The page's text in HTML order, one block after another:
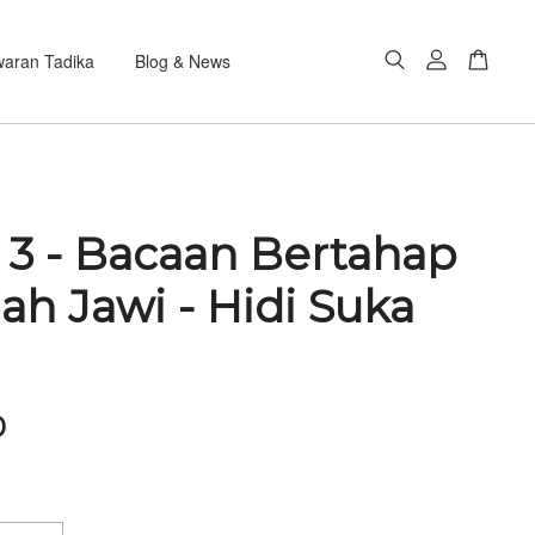
Tadika Blog & News
- Bacaan Bertahap
Jawi - Hidi Suka